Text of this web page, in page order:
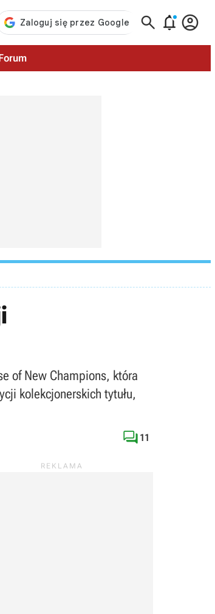
  
of New Champions, która
kolekcjonerskich tytułu,
 11